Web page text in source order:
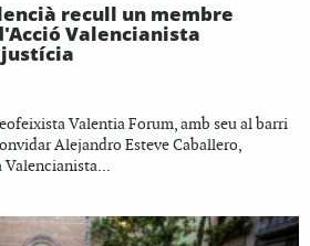
recull un membre
Valencianista
Valentia Forum, amb seu al barri
Alejandro Esteve Caballero,
Valencianista...